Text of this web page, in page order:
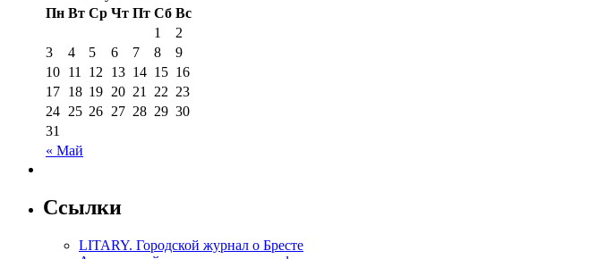
Пн Вт Ср Чт Пт Сб Вс
« Май
1
2
3
4 5 6 7 8
9
10 11 12 13 14 15 16
17 18 19 20 21 22 23
24 25 26 27 28 29 30
31
Ссылки
LITARY. Городской журнал о Бресте